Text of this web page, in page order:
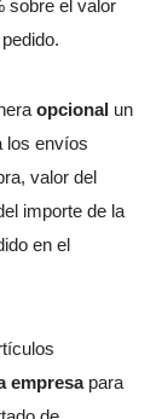
sobre el valor
opcional un
los envíos
valor del
importe de la
en el
empresapara